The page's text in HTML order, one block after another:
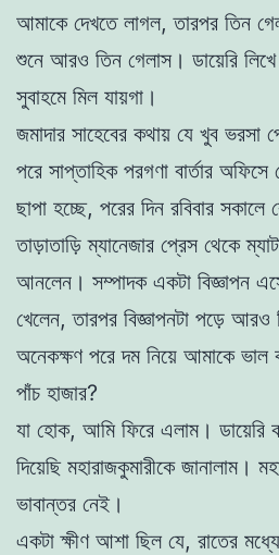
আমাকে দেখতে লাগল, তারপর তিন
শুনে আরও তিন গেলাস। ডায়েরি
সুবাহমে মিল যায়গা।
জমাদার সাহেবের কথায় যে খুব
পরে সাপ্তাহিক পরগণা বার্তার
ছাপা হচ্ছে, পরের দিন রবিবার
তাড়াতাড়ি ম্যানেজার প্রেস থেকে
আনলেন। সম্পাদক একটা বিজ্ঞাপন
খেলেন, তারপর বিজ্ঞাপনটা পড়ে
অনেকক্ষণ পরে দম নিয়ে আমাকে
পাঁচ হাজার?
যা হোক, আমি ফিরে এলাম। ডায়েরি
দিয়েছি মহারাজকুমারীকে জানালাম।
ভাবান্তর নেই।
একটা ক্ষীণ আশা ছিল যে, রাতের